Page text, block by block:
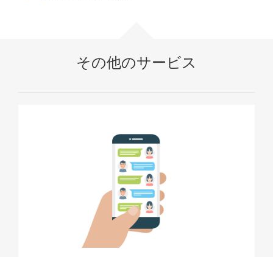
その他のサービス